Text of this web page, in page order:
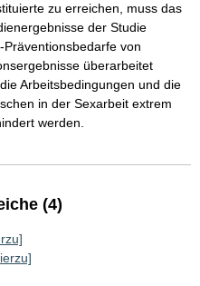
zu erreichen, muss das
der Studie
von
überarbeitet
Arbeitsbedingungen und die
in der Sexarbeit extrem
werden.
(4)